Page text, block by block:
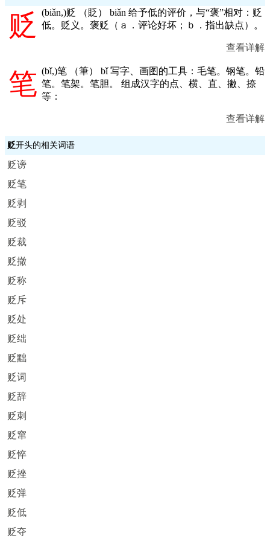
贬 (biǎn,)贬 （貶） biǎn 给予低的评价，与“褒”相对：贬
低。贬义。褒贬（ａ．评论好坏；ｂ．指出缺点）。
查看详解
笔 (bǐ,)笔 （筆） bǐ 写字、画图的工具：毛笔。钢笔。铅
笔。笔架。笔胆。 组成汉字的点、横、直、撇、捺
等：
查看详解
贬开头的相关词语
贬谤
贬笔
贬剥
贬驳
贬裁
贬撤
贬称
贬斥
贬处
贬绌
贬黜
贬词
贬辞
贬刺
贬窜
贬悴
贬挫
贬弹
贬低
贬夺